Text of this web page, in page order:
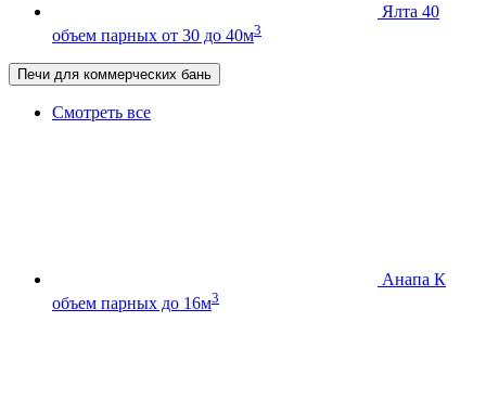
Ялта 40
объем парных от 30 до 40м3
Печи для коммерческих бань
Смотреть все
Анапа К
объем парных до 16м3